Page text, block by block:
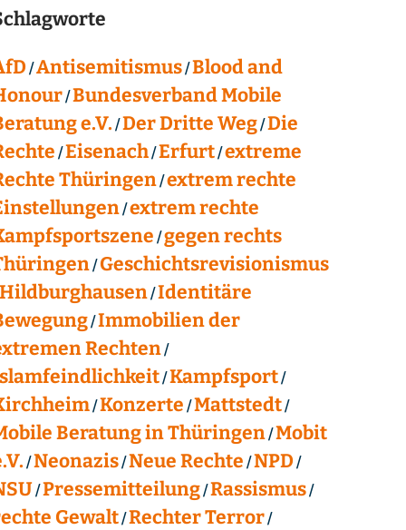
Antisemitismus Blood and
Bundesverband Mobile
e.V. Der Dritte Weg Die
Eisenach Erfurt extreme
Thüringen extrem rechte
extrem rechte
gegen rechts
Geschichtsrevisionismus
Identitäre
Immobilien der
Rechten
Kampfsport
Konzerte Mattstedt
Beratung in Thüringen Mobit
Neonazis Neue Rechte NPD
Pressemitteilung Rassismus
Gewalt Rechter Terror